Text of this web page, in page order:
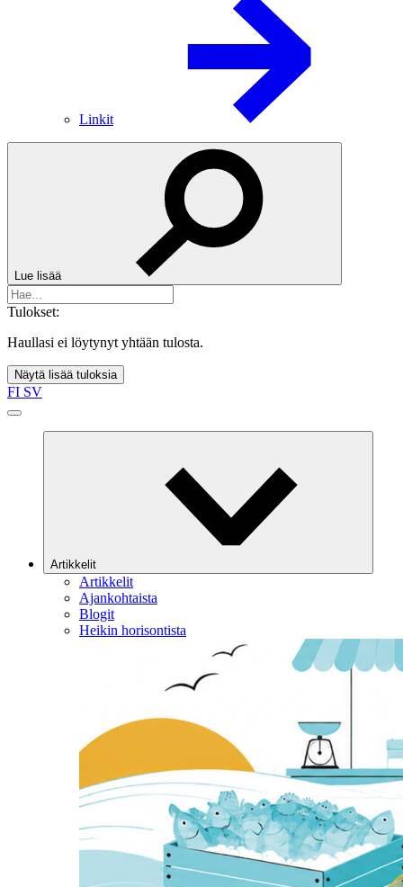
Linkit
Lue lisää
Tulokset:
Haullasi ei löytynyt yhtään tulosta.
Näytä lisää tuloksia
FI SV
Artikkelit
Artikkelit
Ajankohtaista
Blogit
Heikin horisontista